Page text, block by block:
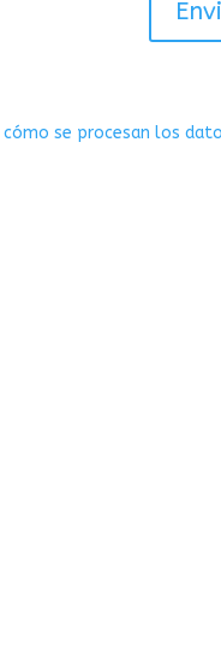
cómo se procesan los